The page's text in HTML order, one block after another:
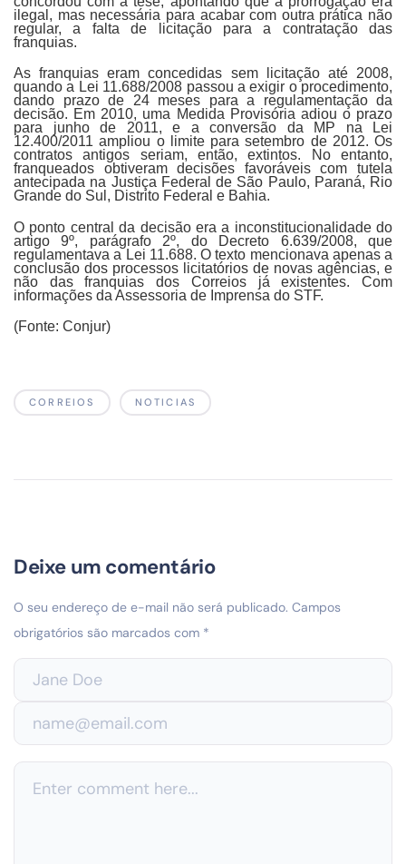
ilegal, mas necessária para acabar com outra prática não
regular, a falta de licitação para a contratação das
franquias.
As franquias eram concedidas sem licitação até 2008,
quando a Lei 11.688/2008 passou a exigir o procedimento,
dando prazo de 24 meses para a regulamentação da
decisão. Em 2010, uma Medida Provisória adiou o prazo
para junho de 2011, e a conversão da MP na Lei
12.400/2011 ampliou o limite para setembro de 2012. Os
contratos antigos seriam, então, extintos. No entanto,
franqueados obtiveram decisões favoráveis com tutela
antecipada na Justiça Federal de São Paulo, Paraná, Rio
Grande do Sul, Distrito Federal e Bahia.
O ponto central da decisão era a inconstitucionalidade do
artigo 9º, parágrafo 2º, do Decreto 6.639/2008, que
regulamentava a Lei 11.688. O texto mencionava apenas a
conclusão dos processos licitatórios de novas agências, e
não das franquias dos Correios já existentes. Com
informações da Assessoria de Imprensa do STF.
(Fonte: Conjur)
CORREIOS NOTICIAS
Deixe um comentário
O seu endereço de e-mail não será publicado. Campos
obrigatórios são marcados com *